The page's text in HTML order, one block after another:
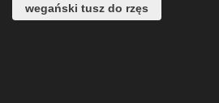
wegański tusz do rzęs